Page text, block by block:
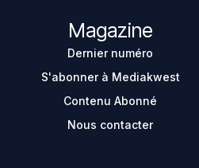
Magazine
Dernier numéro
S'abonner à Mediakwest
Contenu Abonné
Nous contacter